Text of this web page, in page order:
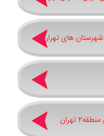
های تهران
تهران